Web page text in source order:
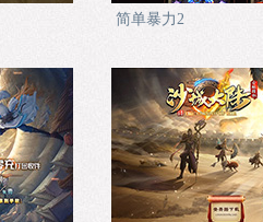
简单暴力2